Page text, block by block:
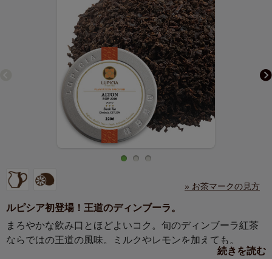
» お茶マークの見方
ルピシア初登場！王道のディンブーラ。
まろやかな飲み口とほどよいコク。旬のディンブーラ紅茶
ならではの王道の風味。ミルクやレモンを加えても。
続きを読む